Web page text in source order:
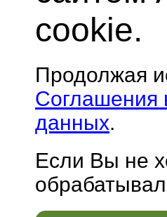
cookie.
Продолжая
Соглашения
данных.
Если Вы не